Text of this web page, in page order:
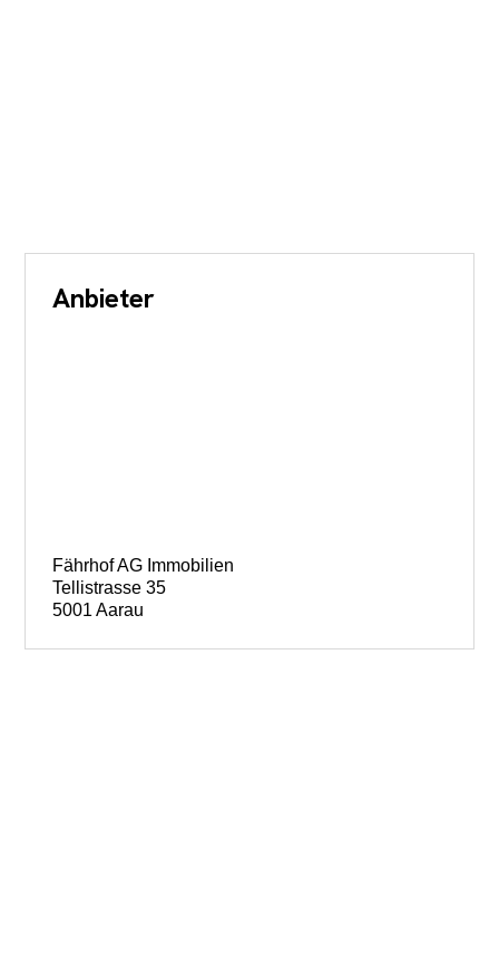
Anbieter
Fährhof AG Immobilien
Tellistrasse 35
5001 Aarau